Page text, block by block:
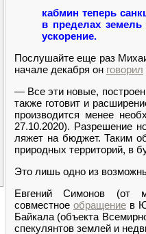
кабмин теперь
в пределах
ускорение.
Послушайте еще раз
начале декабря он говорил
— Все эти новые,
также готовит и
производится менее
27.10.2020). Разрешение
ляжет на бюджет. Таким
природных территорий, в
Это лишь одно из
Евгений Симонов (от
совместное обращениев
Байкала (объекта
спекулянтов землей и